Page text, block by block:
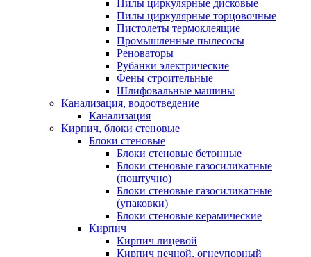
Пилы циркулярные дисковые
Пилы циркулярные торцовочные
Пистолеты термоклеящие
Промышленные пылесосы
Реноваторы
Рубанки электрические
Фены строительные
Шлифовальные машины
Канализация, водоотведение
Канализация
Кирпич, блоки стеновые
Блоки стеновые
Блоки стеновые бетонные
Блоки стеновые газосиликатные
(поштучно)
Блоки стеновые газосиликатные
(упаковки)
Блоки стеновые керамические
Кирпич
Кирпич лицевой
Кирпич печной, огнеупорный